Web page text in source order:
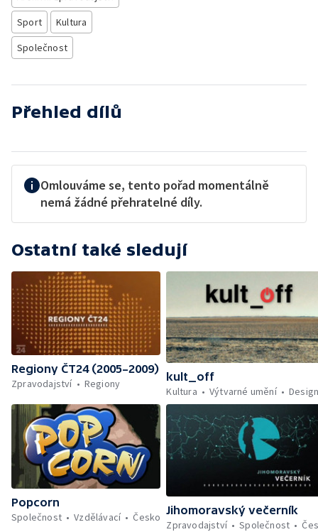
Sport
Kultura
Společnost
Přehled dílů
Omlouváme se, tento pořad momentálně
nemá žádné přehratelné díly.
Ostatní také sledují
Regiony ČT24 (2005–2009)
Zpravodajství
Regiony
kult_off
Kultura
Výtvarné umění
Popcorn
Společnost
Vzdělávací Česko
Jihomoravský večerník
Zpravodajství
Společnost